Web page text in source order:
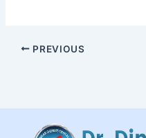
PREVIOUS